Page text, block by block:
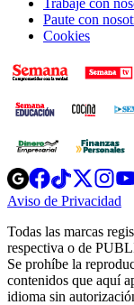
Paute con
Cookies
Opens
in
new
Opens
in
new
Opens
in
new
window
new
Aviso de Privacidad
Todas las marcas
respectiva o de
Se prohíbe la
contenidos que aquí
idioma sin